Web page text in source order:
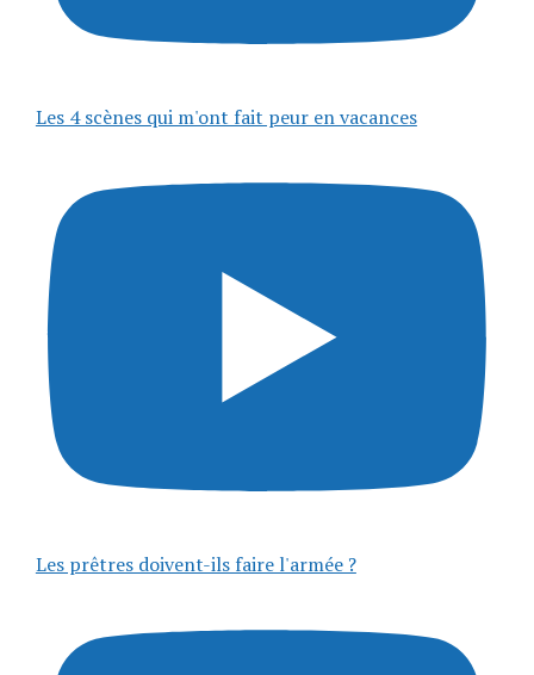
Les 4 scènes qui m'ont fait peur en vacances
Les prêtres doivent-ils faire l'armée ?